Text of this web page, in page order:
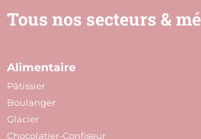
Tous nos secteurs &
Alimentaire
Pâtissier
Boulanger
Glacier
Chocolatier-Confiseur